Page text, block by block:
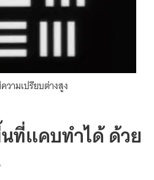
ความเปรียบต่างสูง
ที่แคบทำได้ด้วย